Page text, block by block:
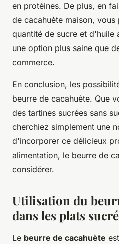
en protéines. De plus, en
de cacahuète maison,
quantité de sucre et d'huile
une option plus saine que
commerce.
En conclusion, les
beurre de cacahuète. Que
des tartines sucrées sans
cherchiez simplement une
d'incorporer ce délicieux
alimentation, le beurre de
considérer.
Utilisation du
dans les plats
Le beurre de cacahuète